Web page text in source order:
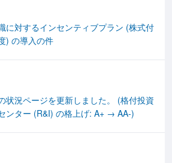
に対するインセンティブプラン (株式付
) の導入の件
状況ページを更新しました。 (格付投資
ンター (R&I) の格上げ: A+ → AA-)